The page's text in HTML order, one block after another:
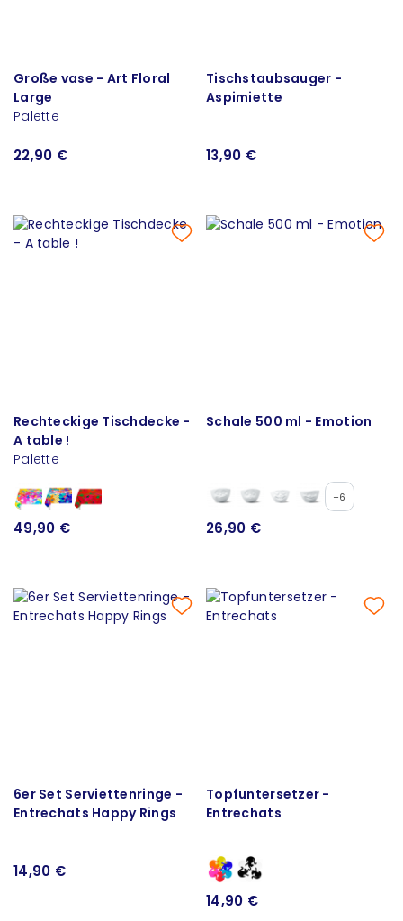
Große vase - Art Floral
Large
Palette
22,90 €
Tischstaubsauger -
Aspimiette
13,90 €
Rechteckige Tischdecke -
A table !
Palette
49,90 €
Schale 500 ml - Emotion
+6
26,90 €
6er Set Serviettenringe -
Entrechats Happy Rings
14,90 €
Topfuntersetzer -
Entrechats
14,90 €